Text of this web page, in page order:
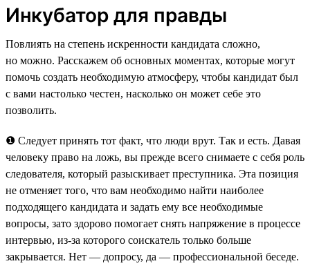
Инкубатор для правды
Повлиять на степень искренности кандидата сложно,
но можно. Расскажем об основных моментах, которые могут
помочь создать необходимую атмосферу, чтобы кандидат был
с вами настолько честен, насколько он может себе это
позволить.
❶ Следует принять тот факт, что люди врут. Так и есть. Давая
человеку право на ложь, вы прежде всего снимаете с себя роль
следователя, который разыскивает преступника. Эта позиция
не отменяет того, что вам необходимо найти наиболее
подходящего кандидата и задать ему все необходимые
вопросы, зато здорово помогает снять напряжение в процессе
интервью, из-за которого соискатель только больше
закрывается. Нет — допросу, да — профессиональной беседе.